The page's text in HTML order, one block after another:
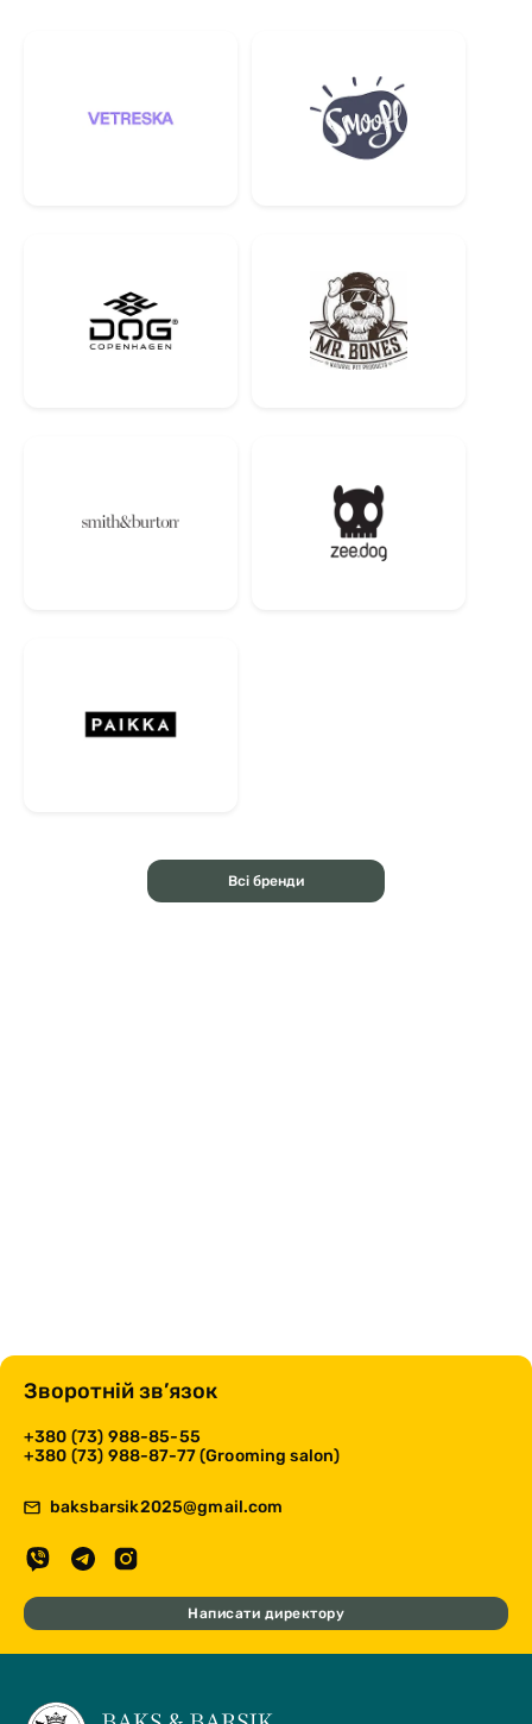
Всі бренди
Зворотній зв’язок
+380 (73) 988-85-55
+380 (73) 988-87-77 (Grooming salon)
baksbarsik2025@gmail.com
Написати директору